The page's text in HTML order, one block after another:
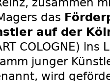
das
auf der
COLOGNE) ins
junger
wird